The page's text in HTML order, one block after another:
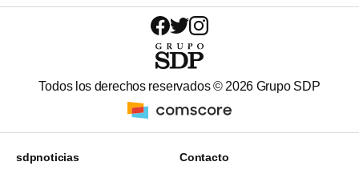
Todos los derechos reservados © 2026 Grupo SDP
sdpnoticias Contacto